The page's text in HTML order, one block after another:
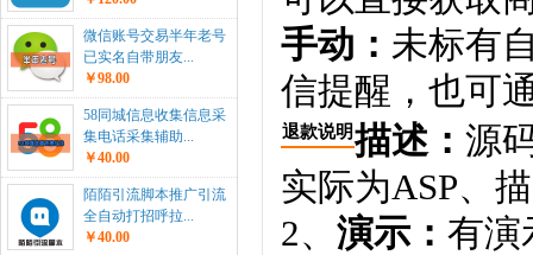
微信账号交易半年老号
已实名自带朋友...
￥98.00
58同城信息收集信息采
集电话采集辅助...
￥40.00
陌陌引流脚本推广引流
全自动打招呼拉...
￥40.00
手动： 未标有
信提醒，也可
退款说明描述： 源
实际为ASP、
2、 演示： 有演